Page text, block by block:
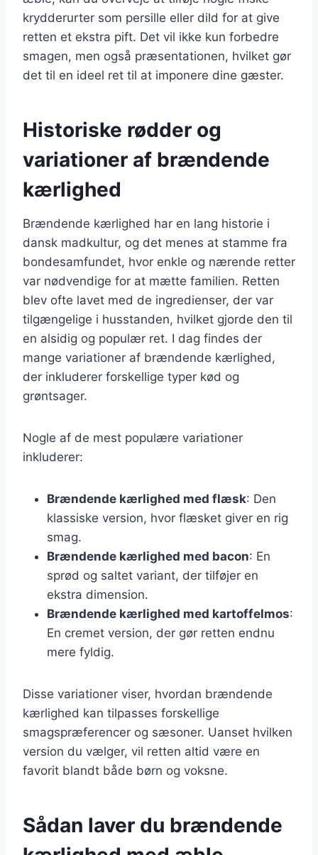
krydderurter som persille eller dild for at give
retten et ekstra pift. Det vil ikke kun forbedre
smagen, men også præsentationen, hvilket gør
det til en ideel ret til at imponere dine gæster.
Historiske rødder og
variationer af brændende
kærlighed
Brændende kærlighed har en lang historie i
dansk madkultur, og det menes at stamme fra
bondesamfundet, hvor enkle og nærende retter
var nødvendige for at mætte familien. Retten
blev ofte lavet med de ingredienser, der var
tilgængelige i husstanden, hvilket gjorde den til
en alsidig og populær ret. I dag findes der
mange variationer af brændende kærlighed,
der inkluderer forskellige typer kød og
grøntsager.
Nogle af de mest populære variationer
inkluderer:
Brændende kærlighed med flæsk: Den
klassiske version, hvor flæsket giver en rig
smag.
Brændende kærlighed med bacon: En
sprød og saltet variant, der tilføjer en
ekstra dimension.
Brændende kærlighed med kartoffelmos:
En cremet version, der gør retten endnu
mere fyldig.
Disse variationer viser, hvordan brændende
kærlighed kan tilpasses forskellige
smagspræferencer og sæsoner. Uanset hvilken
version du vælger, vil retten altid være en
favorit blandt både børn og voksne.
Sådan laver du brændende